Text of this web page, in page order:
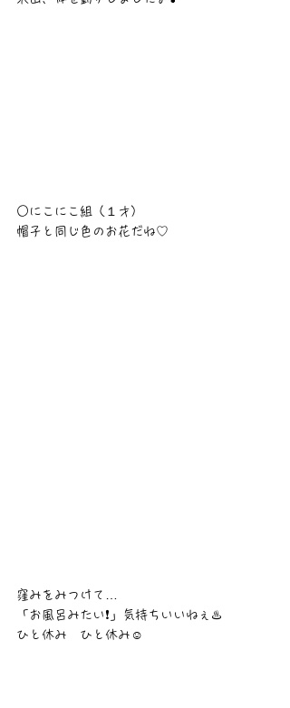
○にこにこ組（１才）
帽子と同じ色のお花だね♡
窪みをみつけて…
「お風呂みたい❗」気持ちいいねぇ♨️
ひと休み　ひと休み☺